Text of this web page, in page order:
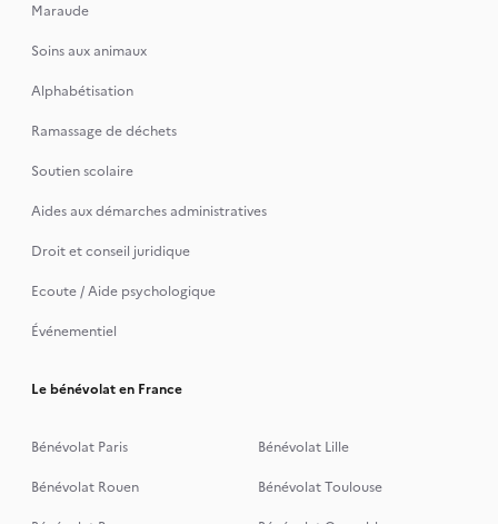
Maraude
Soins aux animaux
Alphabétisation
Ramassage de déchets
Soutien scolaire
Aides aux démarches administratives
Droit et conseil juridique
Ecoute / Aide psychologique
Événementiel
Le bénévolat en France
Bénévolat Paris
Bénévolat Lille
Bénévolat Rouen
Bénévolat Toulouse